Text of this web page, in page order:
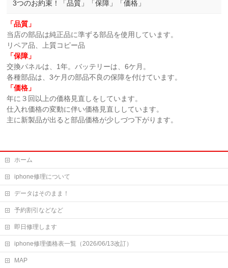
3つのお約束！「品質」「保障」「価格」
「品質」
当店の部品は純正品に準ずる部品を使用しています。
リペア品、上質コピー品
「保障」
交換パネルは、1年。バッテリーは、6ケ月。
各種部品は、3ケ月の部品不良の保障を付けています。
「価格」
年に３回以上の価格見直しをしています。
仕入れ価格の変動に伴い価格見直ししています。
主に新製品が出ると部品価格が少しづつ下がります。
ホーム
iphone修理について
データはそのまま！
予約割引などなど
即日修理します
iphone修理価格表一覧（2026/06/13改訂）
MAP